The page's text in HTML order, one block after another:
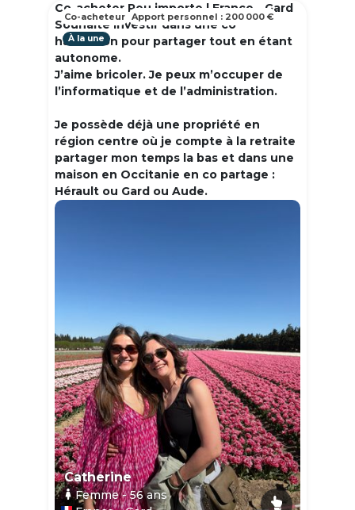
Co-acheter Peu importe | France - Gard
Souhaite investir dans une co
habitation pour partager tout en étant
autonome.
J’aime bricoler. Je peux m’occuper de
l’informatique et de l’administration.
Je possède déjà une propriété en
région centre où je compte à la retraite
partager mon temps la bas et dans une
maison en Occitanie en co partage :
Hérault ou Gard ou Aude.
À la une
Catherine
Femme- 56ans
Co-acheteur Apport personnel : 200 000 €